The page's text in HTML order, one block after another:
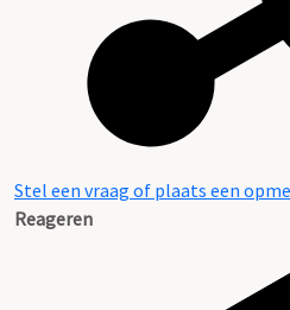
Stel een vraag of plaats een
Reageren